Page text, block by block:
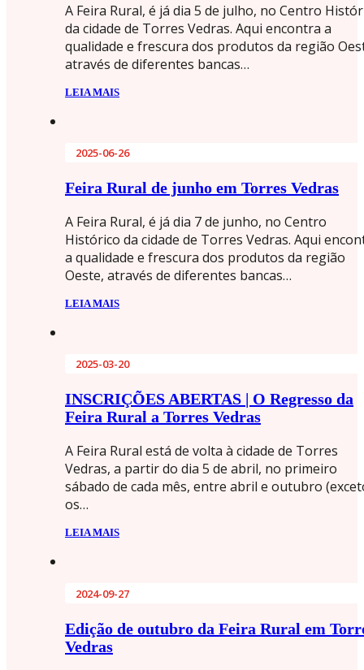
A Feira Rural, é já dia 5 de julho, no Centro
da cidade de Torres Vedras. Aqui encontra a
qualidade e frescura dos produtos da região
através de diferentes bancas…
LEIA MAIS
2025-06-26
Feira Rural de junho em Torres Vedras
A Feira Rural, é já dia 7 de junho, no Centro
Histórico da cidade de Torres Vedras. Aqui
a qualidade e frescura dos produtos da região
Oeste, através de diferentes bancas…
LEIA MAIS
2025-03-20
INSCRIÇÕES ABERTAS | O Regresso da
Feira Rural a Torres Vedras
A Feira Rural está de volta à cidade de Torres
Vedras, a partir do dia 5 de abril, no primeiro
sábado de cada mês, entre abril e outubro
os…
LEIA MAIS
2024-09-27
Edição de outubro da Feira Rural em
Vedras